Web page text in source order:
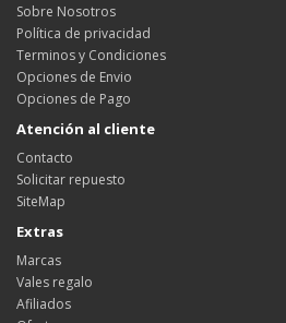
Sobre Nosotros
Política de privacidad
Terminos y Condiciones
Opciones de Envio
Opciones de Pago
Atención al cliente
Contacto
Solicitar repuesto
SiteMap
Extras
Marcas
Vales regalo
Afiliados